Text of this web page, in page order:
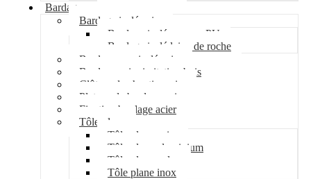
Bardage
Bardage isolé acier
Bardage isolé mousse PU
Bardage isolé laine de roche
Bardage non isolé acier
Bardage acier imitation bois
Clôture de chantier acier
Plateau de bardage acier
Fixation bardage acier
Tôle plane
Tôle plane acier
Tôle plane aluminium
Tôle plane galva
Tôle plane inox